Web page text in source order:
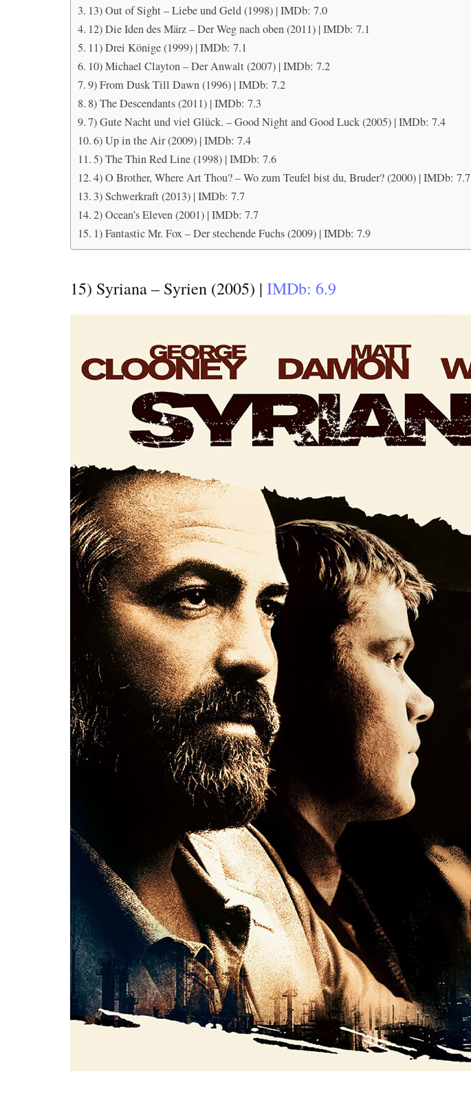
13) Out of Sight – Liebe und Geld (1998) | IMDb: 7.0
12) Die Iden des März – Der Weg nach oben (2011) | IMDb: 7.1
11) Drei Könige (1999) | IMDb: 7.1
10) Michael Clayton – Der Anwalt (2007) | IMDb: 7.2
9) From Dusk Till Dawn (1996) | IMDb: 7.2
8) The Descendants (2011) | IMDb: 7.3
7) Gute Nacht und viel Glück. – Good Night and Good Luck (2005) | IMDb: 7.4
6) Up in the Air (2009) | IMDb: 7.4
5) The Thin Red Line (1998) | IMDb: 7.6
4) O Brother, Where Art Thou? – Wo zum Teufel bist du, Bruder? (2000) | IMDb: 7.7
3) Schwerkraft (2013) | IMDb: 7.7
2) Ocean’s Eleven (2001) | IMDb: 7.7
1) Fantastic Mr. Fox – Der stechende Fuchs (2009) | IMDb: 7.9
15) Syriana – Syrien (2005) | IMDb: 6.9